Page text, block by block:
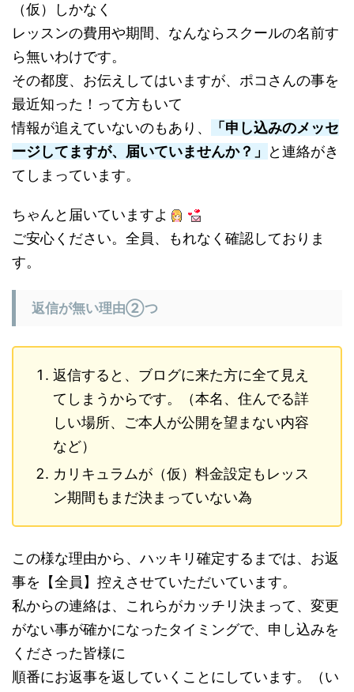
（仮）しかなく
レッスンの費用や期間、なんならスクールの名前す
ら無いわけです。
その都度、お伝えしてはいますが、ポコさんの事を
最近知った！って方もいて
情報が追えていないのもあり、
「申し込みのメッセ
ージしてますが、届いていませんか？」
と連絡がき
てしまっています。
ちゃんと届いていますよ
ご安心ください。全員、もれなく確認しておりま
す。
返信が無い理由②つ
返信すると、ブログに来た方に全て見え
てしまうからです。（本名、住んでる詳
しい場所、ご本人が公開を望まない内容
など）
カリキュラムが（仮）料金設定もレッス
ン期間もまだ決まっていない為
この様な理由から、ハッキリ確定するまでは、お返
事を【全員】控えさせていただいています。
私からの連絡は、これらがカッチリ決まって、変更
がない事が確かになったタイミングで、申し込みを
くださった皆様に
順番にお返事を返していくことにしています。（い